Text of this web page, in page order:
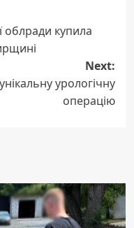
облради купила
Next:
урологічну
операцію